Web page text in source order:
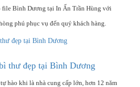
file Bình Dương tại In Ấn Trần Hùng với
phú phục vụ đến quý khách hàng.
thư đẹp tại Bình Dương
hào khi là nhà cung cấp lớn, hơn 12 năm